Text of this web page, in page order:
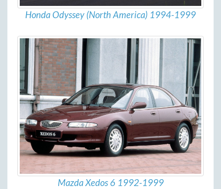
Honda Odyssey (North America) 1994-1999
Mazda Xedos 6 1992-1999